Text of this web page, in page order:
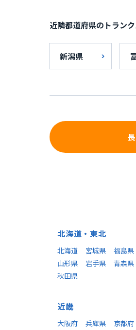
近隣都道府県のトラン
新潟県
北海道・東北
北海道 宮城県
福島県
山形県
岩手県
青森県
秋田県
近畿
大阪府 兵庫県 京都府